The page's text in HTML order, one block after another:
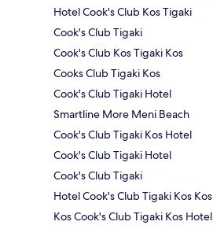
Hotel Cook's Club Kos Tigaki
Cook's Club Tigaki
Cook's Club Kos Tigaki Kos
Cooks Club Tigaki Kos
Cook's Club Tigaki Hotel
Smartline More Meni Beach
Cook's Club Tigaki Kos Hotel
Cook's Club Tigaki Hotel
Cook's Club Tigaki
Hotel Cook's Club Tigaki Kos Kos
Kos Cook's Club Tigaki Kos Hotel